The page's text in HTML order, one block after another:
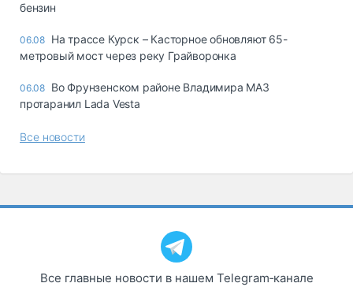
бензин
06.08 На трассе Курск – Касторное обновляют 65-
метровый мост через реку Грайворонка
06.08 Во Фрунзенском районе Владимира МАЗ
протаранил Lada Vesta
Все новости
Все главные новости в нашем Telegram‑канале